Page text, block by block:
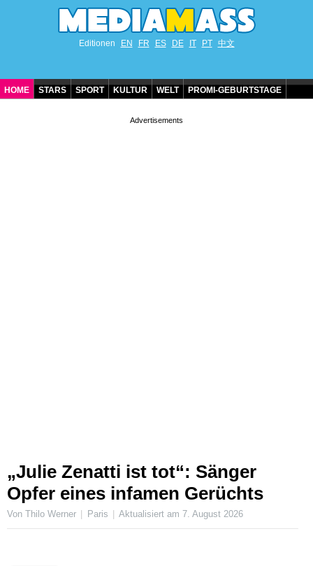
Editionen EN FR ES DE IT PT 中文
HOME STARS SPORT KULTUR WELT PROMI-GEBURTSTAGE
„Julie Zenatti ist tot“: Sänger
Opfer eines infamen Gerüchts
Von Thilo Werner Paris Aktualisiert am 7. August 2026